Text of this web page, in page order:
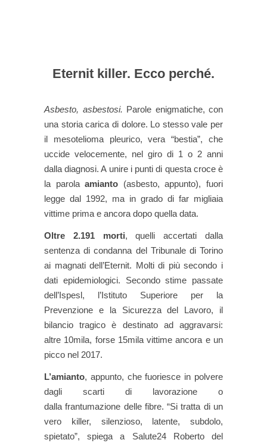
Eternit killer. Ecco perché.
Asbesto, asbestosi. Parole enigmatiche, con
una storia carica di dolore. Lo stesso vale per
il mesotelioma pleurico, vera “bestia”, che
uccide velocemente, nel giro di 1 o 2 anni
dalla diagnosi. A unire i punti di questa croce è
la parolaamianto (asbesto, appunto), fuori
legge dal 1992, ma in grado di far migliaia
vittime prima e ancora dopo quella data.
Oltre 2.191 morti, quelli accertati dalla
sentenza di condanna del Tribunale di Torino
ai magnati dell’Eternit. Molti di più secondo i
dati epidemiologici. Secondo stime passate
dell’Ispesl, l’Istituto Superiore per la
Prevenzione e la Sicurezza del Lavoro, il
bilancio tragico è destinato ad aggravarsi:
altre 10mila, forse 15mila vittime ancora e un
picco nel 2017.
L’amianto, appunto, che fuoriesce in polvere
dagli scarti di lavorazione o
dalla frantumazione delle fibre. “Si tratta di un
vero killer, silenzioso, latente, subdolo,
spietato”, spiega a Salute24 Roberto del